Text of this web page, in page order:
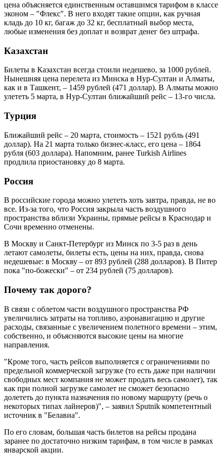
цена объясняется единственным оставшимся тарифом в классе
эконом – "Флекс". В него входят такие опции, как ручная
кладь до 10 кг, багаж до 32 кг, бесплатный выбор места,
любые изменения без доплат и возврат денег без штрафа.
Казахстан
Билеты в Казахстан всегда стоили недешево, за 1000 рублей.
Нынешняя цена перелета из Минска в Нур-Султан и Алматы,
как и в Ташкент, – 1459 рублей (471 доллар). В Алматы можно
улететь 5 марта, в Нур-Султан ближайший рейс – 13-го числа.
Турция
Ближайший рейс – 20 марта, стоимость – 1521 рубль (491
доллар). На 21 марта только бизнес-класс, его цена – 1864
рубля (603 доллара). Напомним, ранее Turkish Airlines
продлила приостановку до 8 марта.
Россия
В российские города можно улететь хоть завтра, правда, не во
все. Из-за того, что Россия закрыла часть воздушного
пространства вблизи Украины, прямые рейсы в Краснодар и
Сочи временно отменены.
В Москву и Санкт-Петербург из Минск по 3-5 раз в день
летают самолеты, билеты есть, цены на них, правда, снова
недешевые: в Москву – от 893 рублей (288 долларов). В Питер
пока "по-божески" – от 234 рублей (75 долларов).
Почему так дорого?
В связи с облетом части воздушного пространства РФ
увеличились затраты на топливо, аэронавигацию и другие
расходы, связанные с увеличением полетного времени – этим,
собственно, и объясняются высокие цены на многие
направления.
"Кроме того, часть рейсов выполняется с ограничениями по
предельной коммерческой загрузке (то есть даже при наличии
свободных мест компания не может продать весь самолет), так
как при полной загрузке самолет не сможет безопасно
долететь до пункта назначения по новому маршруту (речь о
некоторых типах лайнеров)", – заявил Sputnik компетентный
источник в "Белавиа".
По его словам, большая часть билетов на рейсы продана
заранее по достаточно низким тарифам, в том числе в рамках
январской акции.